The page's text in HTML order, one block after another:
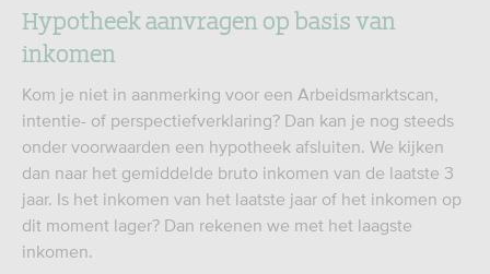
Hypotheek aanvragen op basis van
inkomen
Kom je niet in aanmerking voor een Arbeidsmarktscan,
intentie- of perspectiefverklaring? Dan kan je nog steeds
onder voorwaarden een hypotheek afsluiten. We kijken
dan naar het gemiddelde bruto inkomen van de laatste 3
jaar. Is het inkomen van het laatste jaar of het inkomen op
dit moment lager? Dan rekenen we met het laagste
inkomen.